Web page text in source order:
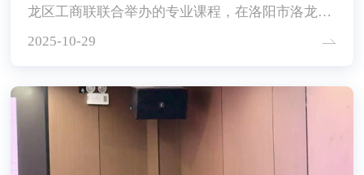
龙区工商联联合举办的专业课程，在洛阳市洛龙区
汇工轴承集团总部隆重举行。
2025-10-29